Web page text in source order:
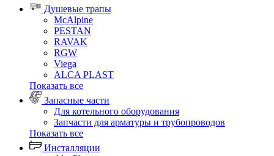
Душевые трапы
McAlpine
PESTAN
RAVAK
RGW
Viega
АLCA PLAST
Показать все
Запасные части
Для котельного оборудования
Запчасти для арматуры и трубопроводов
Показать все
Инсталляции